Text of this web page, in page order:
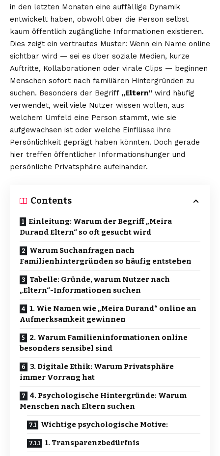
in den letzten Monaten eine auffällige Dynamik
entwickelt haben, obwohl über die Person selbst
kaum öffentlich zugängliche Informationen existieren.
Dies zeigt ein vertrautes Muster: Wenn ein Name online
sichtbar wird — sei es über soziale Medien, kurze
Auftritte, Kollaborationen oder virale Clips — beginnen
Menschen sofort nach familiären Hintergründen zu
suchen. Besonders der Begriff „Eltern“ wird häufig
verwendet, weil viele Nutzer wissen wollen, aus
welchem Umfeld eine Person stammt, wie sie
aufgewachsen ist oder welche Einflüsse ihre
Persönlichkeit geprägt haben könnten. Doch gerade
hier treffen öffentlicher Informationshunger und
persönliche Privatsphäre aufeinander.
Contents
Einleitung: Warum der Begriff „Meira
Durand Eltern“ so oft gesucht wird
Warum Suchanfragen nach
Familienhintergründen so häufig entstehen
Tabelle: Gründe, warum Nutzer nach
„Eltern“-Informationen suchen
1. Wie Namen wie „Meira Durand“ online an
Aufmerksamkeit gewinnen
2. Warum Familieninformationen online
besonders sensibel sind
3. Digitale Ethik: Warum Privatsphäre
immer Vorrang hat
4. Psychologische Hintergründe: Warum
Menschen nach Eltern suchen
Wichtige psychologische Motive:
1. Transparenzbedürfnis